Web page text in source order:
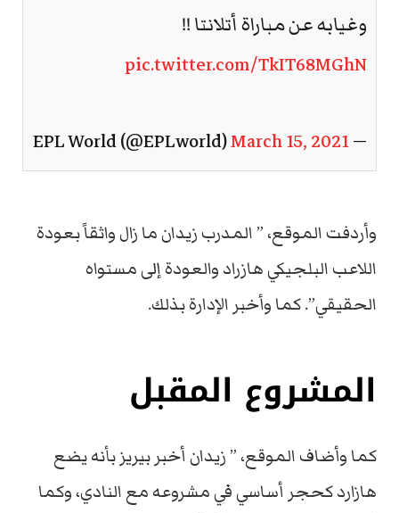
وغيابه عن مباراة أتلانتا !!
pic.twitter.com/TkIT68MGhN
— EPL World (@EPLworld)
March 15, 2021
وأردفت الموقع، ” المدرب زيدان ما زال واثقاً بعودة
اللاعب البلجيكي هازراد والعودة إلى مستواه
الحقيقي”. كما وأخبر الإدارة بذلك.
المشروع المقبل
كما وأضاف الموقع، ” زيدان أخبر بيريز بأنه يضع
هازارد كحجر أساسي في مشروعه مع النادي، وكما